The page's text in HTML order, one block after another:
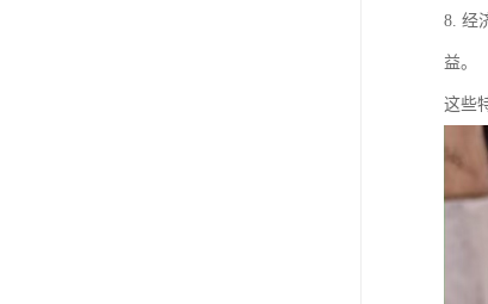
8. 经
益。
这些